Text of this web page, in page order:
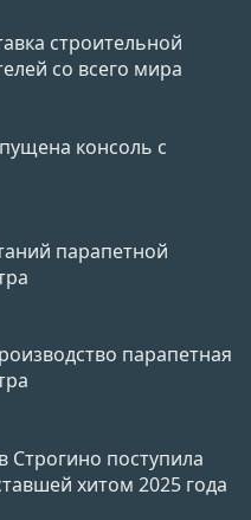
строительной
со всего мира
консоль с
парапетной
парапетная
поступила
хитом 2025 года